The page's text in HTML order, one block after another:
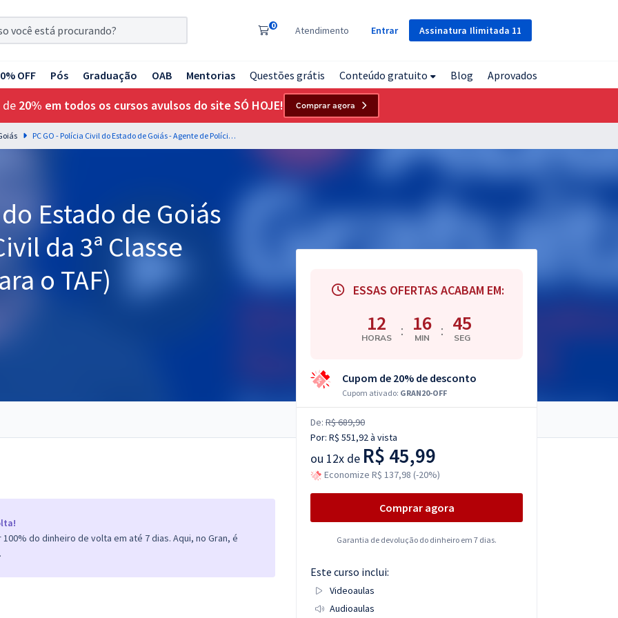
Assinatura Ilimitada 11
0 Atendimento Entrar
OFF Pós Graduação OAB Mentorias Questões grátis Conteúdo gratuito Blog Aprovados
de 20% em todos os cursos avulsos do site SÓ HOJE! Comprar agora
PC GO - Polícia Civil do Estado de Goiás - Agente de Polícia Civil da 3ª Classe (Com Orientações para o TAF)
Estado de Goiás
da 3ª Classe
o TAF)
do dinheiro de volta em até 7 dias. Aqui, no Gran, é
ESSAS OFERTAS ACABAM EM:
12
HORAS : 16
MIN : 44
SEG
Cupom de 20% de desconto
Cupom ativado: GRAN20-OFF
De: R$ 689,90
Por: R$ 551,92à vista
ou 12x de R$ 45,99
Economize R$ 137,98 (-20%)
Comprar agora
Garantia de devolução do dinheiro em 7 dias.
Este curso inclui:
Videoaulas
Audioaulas